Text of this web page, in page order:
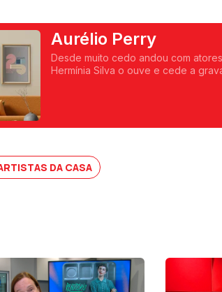
Aurélio Perry
Desde muito cedo andou com
Hermínia Silva o ouve e cede a
DA CASA